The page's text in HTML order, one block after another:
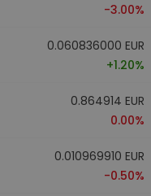
-3.00%
0.060836000 EUR
+1.20%
0.864914 EUR
0.00%
0.010969910 EUR
-0.50%